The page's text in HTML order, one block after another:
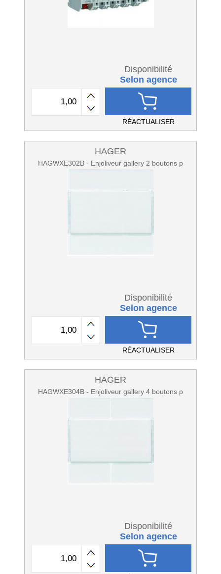
Disponibilité
Selon agence
RÉACTUALISER
HAGER
HAGWXE302B - Enjoliveur gallery 2 boutons p
Disponibilité
Selon agence
RÉACTUALISER
HAGER
HAGWXE304B - Enjoliveur gallery 4 boutons p
Disponibilité
Selon agence